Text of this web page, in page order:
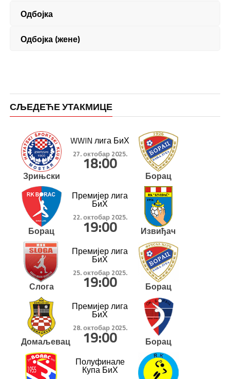
Одбојка
Одбојка (жене)
СЉЕДЕЋЕ УТАКМИЦЕ
Зрињски
WWIN лига БиХ
27. октобар 2025.
18:00
Борац
Борац
Премијер лига
БиХ
22. октобар 2025.
19:00 Извиђач
Слога
Премијер лига
БиХ
25. октобар 2025.
19:00 Борац
Домаљевац
Премијер лига
БиХ
28. октобар 2025.
19:00
Борац
Полуфинале
Купа БиХ